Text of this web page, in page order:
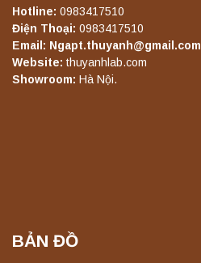
Hotline: 0983417510
Điện Thoại: 0983417510
Email: Ngapt.thuyanh@gmail.com
Website: thuyanhlab.com
Showroom: Hà Nội.
BẢN ĐỒ